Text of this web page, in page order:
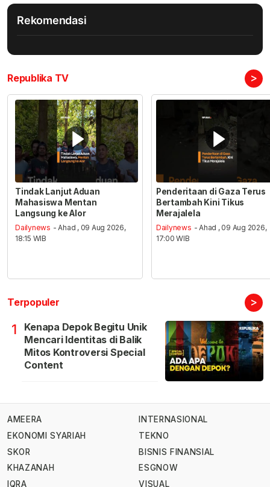
Rekomendasi
Republika TV >
Tindak Lanjut Aduan
Mahasiswa Mentan
Langsung ke Alor
Dailynews - Ahad , 09 Aug 2026,
18:15 WIB
Penderitaan di Gaza Terus
Bertambah Kini Tikus
Merajalela
Dailynews - Ahad , 09 Aug 2026,
17:00 WIB
Terpopuler >
1
Kenapa Depok Begitu Unik
Mencari Identitas di Balik
Mitos Kontroversi Special
Content
AMEERA
EKONOMI SYARIAH
SKOR
KHAZANAH
IQRA
INTERNASIONAL
TEKNO
BISNIS FINANSIAL
ESGNOW
VISUAL